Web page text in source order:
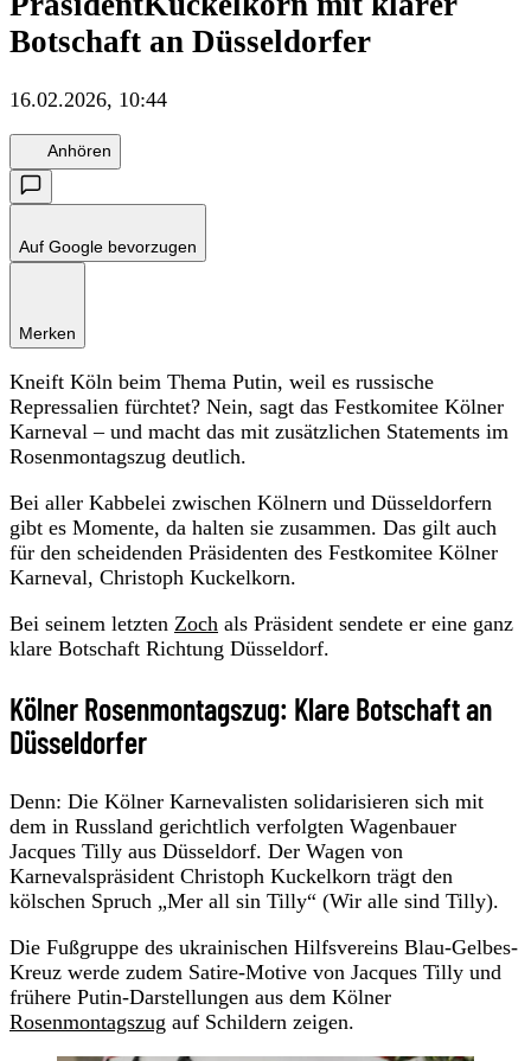
Botschaft an Düsseldorfer
16.02.2026, 10:44
Anhören
Auf Google bevorzugen
Merken
Kneift Köln beim Thema Putin, weil es russische
Repressalien fürchtet? Nein, sagt das Festkomitee Kölner
Karneval – und macht das mit zusätzlichen Statements im
Rosenmontagszug deutlich.
Bei aller Kabbelei zwischen Kölnern und Düsseldorfern
gibt es Momente, da halten sie zusammen. Das gilt auch
für den scheidenden Präsidenten des Festkomitee Kölner
Karneval, Christoph Kuckelkorn.
Bei seinem letzten Zoch als Präsident sendete er eine ganz
klare Botschaft Richtung Düsseldorf.
Kölner Rosenmontagszug: Klare Botschaft an
Düsseldorfer
Denn: Die Kölner Karnevalisten solidarisieren sich mit
dem in Russland gerichtlich verfolgten Wagenbauer
Jacques Tilly aus Düsseldorf. Der Wagen von
Karnevalspräsident Christoph Kuckelkorn trägt den
kölschen Spruch „Mer all sin Tilly“ (Wir alle sind Tilly).
Die Fußgruppe des ukrainischen Hilfsvereins Blau-Gelbes-
Kreuz werde zudem Satire-Motive von Jacques Tilly und
frühere Putin-Darstellungen aus dem Kölner
Rosenmontagszug auf Schildern zeigen.